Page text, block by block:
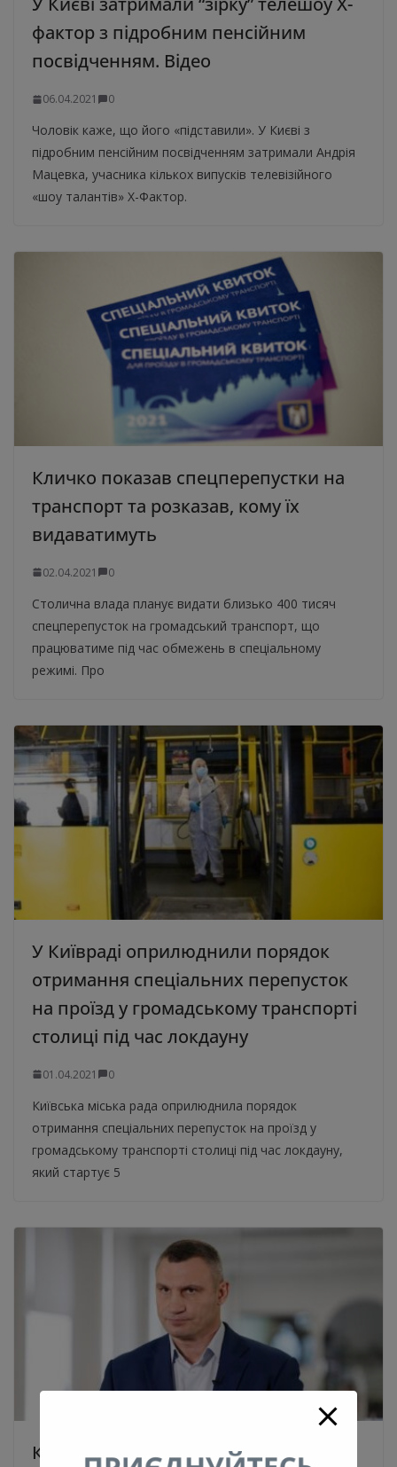
фактор з підробним пенсійним
посвідченням. Відео
06.04.2021 0
Чоловік каже, що його «підставили». У Києві з
підробним пенсійним посвідченням затримали Андрія
Мацевка, учасника кількох випусків телевізійного
«шоу талантів» Х-Фактор.
Кличко показав спецперепустки на
транспорт та розказав, кому їх
видаватимуть
02.04.2021 0
Столична влада планує видати близько 400 тисяч
спецперепусток на громадський транспорт, що
працюватиме під час обмежень в спеціальному
режимі. Про
У Київраді оприлюднили порядок
отримання спеціальних перепусток
на проїзд у громадському транспорті
столиці під час локдауну
01.04.2021 0
Київська міська рада оприлюднила порядок
отримання спеціальних перепусток на проїзд у
громадському транспорті столиці під час локдауну,
який стартує 5
Київ запроваджує більш суворий